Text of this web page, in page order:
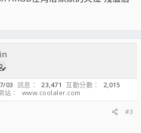
03 訊息 23,471 互動分數
2,015
站
www.coolaler.com
#3